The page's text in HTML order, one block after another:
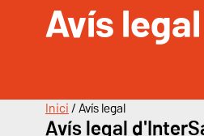
Avís legal
Inici / Avís legal
Avís legal